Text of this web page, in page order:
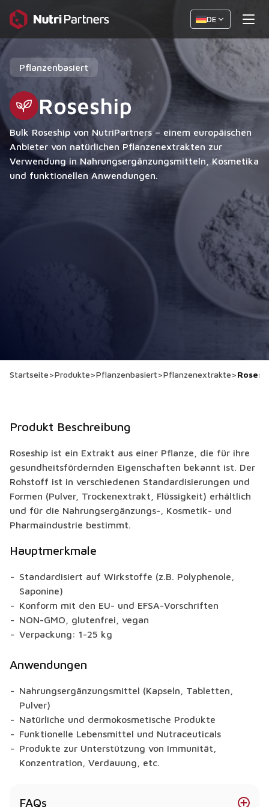
DE
Pflanzenbasiert
Roseship
Bulk Roseship von NutriPartners – einem europäischen
Anbieter von natürlichen Pflanzenextrakten zur
Verwendung in Nahrungsergänzungsmitteln, Kosmetika
und funktionellen Anwendungen.
Startseite>Produkte>Pflanzenbasiert>Pflanzenextrakte>
Produkt Beschreibung
Roseship ist ein Extrakt aus einer Pflanze, die für ihre
gesundheitsfördernden Eigenschaften bekannt ist. Der
Rohstoff ist in verschiedenen Standardisierungen und
Formen (Pulver, Trockenextrakt, Flüssigkeit) erhältlich
und für die Nahrungsergänzungs-, Kosmetik- und
Pharmaindustrie bestimmt.
Hauptmerkmale
Standardisiert auf Wirkstoffe (z.B. Polyphenole,
Saponine)
Konform mit den EU- und EFSA-Vorschriften
NON-GMO, glutenfrei, vegan
Verpackung: 1-25 kg
Anwendungen
Nahrungsergänzungsmittel (Kapseln, Tabletten,
Pulver)
Natürliche und dermokosmetische Produkte
Funktionelle Lebensmittel und Nutraceuticals
Produkte zur Unterstützung von Immunität,
Konzentration, Verdauung, etc.
FAQs